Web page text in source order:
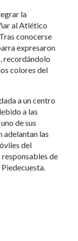
la
al Atlético
conocerse
expresaron
recordándolo
colores del
a un centro
a las
de sus
adelantan las
del
de